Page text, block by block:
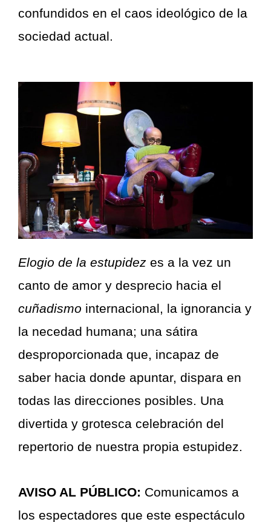
confundidos en el caos ideológico de la
sociedad actual.
Elogio de la estupidez es a la vez un
canto de amor y desprecio hacia el
cuñadismo internacional, la ignorancia y
la necedad humana; una sátira
desproporcionada que, incapaz de
saber hacia donde apuntar, dispara en
todas las direcciones posibles. Una
divertida y grotesca celebración del
repertorio de nuestra propia estupidez.
AVISO AL PÚBLICO: Comunicamos a
los espectadores que este espectáculo